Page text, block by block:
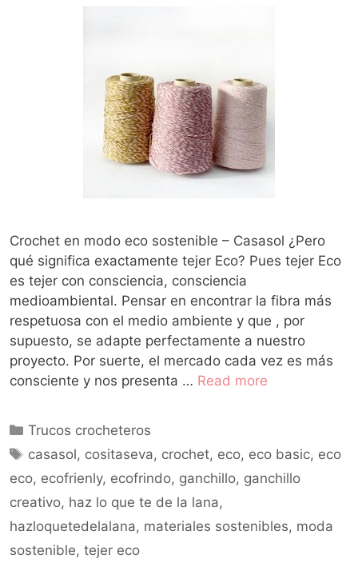
Crochet en modo eco sostenible – Casasol ¿Pero
qué significa exactamente tejer Eco? Pues tejer Eco
es tejer con consciencia, consciencia
medioambiental. Pensar en encontrar la fibra más
respetuosa con el medio ambiente y que , por
supuesto, se adapte perfectamente a nuestro
proyecto. Por suerte, el mercado cada vez es más
consciente y nos presenta … Read more
Trucos crocheteros
casasol, cositaseva, crochet, eco, eco basic, eco
eco, ecofrienly, ecofrindo, ganchillo, ganchillo
creativo, haz lo que te de la lana,
hazloquetedelalana, materiales sostenibles, moda
sostenible, tejer eco